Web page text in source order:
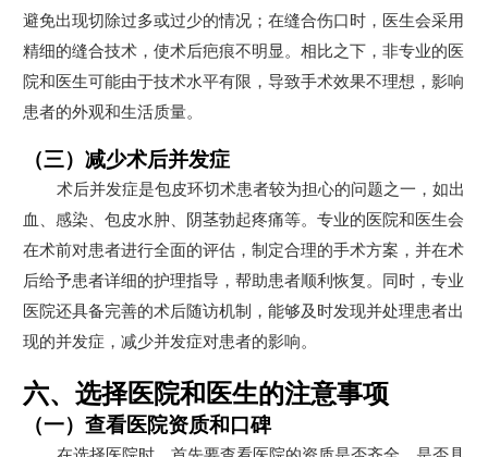
避免出现切除过多或过少的情况；在缝合伤口时，医生会采用
精细的缝合技术，使术后疤痕不明显。相比之下，非专业的医
院和医生可能由于技术水平有限，导致手术效果不理想，影响
患者的外观和生活质量。
（三）减少术后并发症
术后并发症是包皮环切术患者较为担心的问题之一，如出
血、感染、包皮水肿、阴茎勃起疼痛等。专业的医院和医生会
在术前对患者进行全面的评估，制定合理的手术方案，并在术
后给予患者详细的护理指导，帮助患者顺利恢复。同时，专业
医院还具备完善的术后随访机制，能够及时发现并处理患者出
现的并发症，减少并发症对患者的影响。
六、选择医院和医生的注意事项
（一）查看医院资质和口碑